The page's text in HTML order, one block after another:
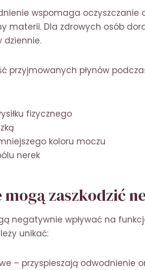
wspomaga oczyszczanie
materii. Dla zdrowych osób
dziennie.
przyjmowanych płynów
fizycznego
koloru moczu
nerek
mogą zaszkodzić
negatywnie wpływać na
unikać:
– przyspieszają odwodnienie